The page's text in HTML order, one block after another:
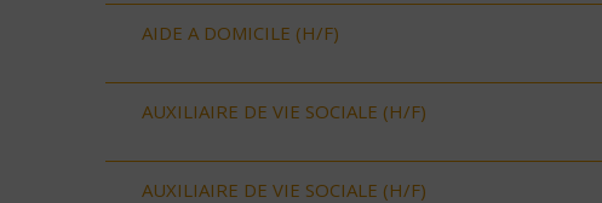
AIDE A DOMICILE (H/F)
AUXILIAIRE DE VIE SOCIALE (H/F)
AUXILIAIRE DE VIE SOCIALE (H/F)